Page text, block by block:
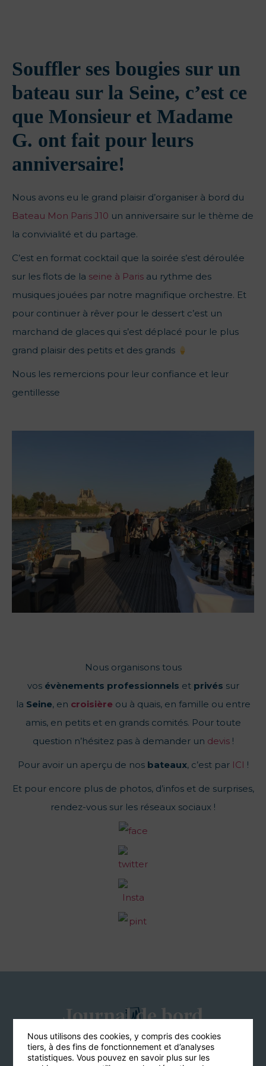
Souffler ses bougies sur un
bateau sur la Seine, c’est ce
que Monsieur et Madame
G. ont fait pour leurs
anniversaire!
Nous avons eu le grand plaisir d’organiser à bord du
Bateau Mon Paris J10 un anniversaire sur le thème de
la convivialité et du partage.
C’est en format cocktail que la soirée s’est déroulée
sur les flots de la seine à Paris au rythme des
musiques jouées par notre magnifique orchestre. Et
pour continuer à rêver pour le dessert c’est un
marchand de glaces qui s’est déplacé pour le plus
grand plaisir des petits et des grands
Nous les remercions pour leur confiance et leur
gentillesse
Nous organisons tous
vos évènements professionnels et privés sur
la Seine, en croisière ou à quais, en famille ou entre
amis, en petits et en grands comités. Pour toute
question n’hésitez pas à demander un devis!
Pour avoir un aperçu de nos bateaux, c’est parICI !
Et pour encore plus de photos, d’infos et de surprises,
rendez-vous sur les réseaux sociaux !
Journal de bord
TOUS LES ARTICLES
Nous utilisons des cookies, y compris des cookies
tiers, à des fins de fonctionnement et d’analyses
statistiques. Vous pouvez en savoir plus sur les